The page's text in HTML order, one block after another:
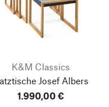
K&M Classics
Josef Albers
1.990,00 €